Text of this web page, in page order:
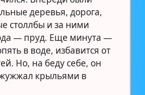
деревья, дорога,
столлбы и за ними
— пруд. Еще минута —
в воде, избавится от
Но, на беду себе, он
крыльями в